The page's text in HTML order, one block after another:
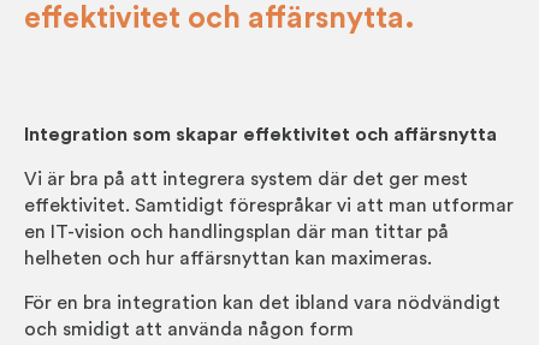
effektivitet och affärsnytta.
Integration som skapar effektivitet och affärsnytta
Vi är bra på att integrera system där det ger mest
effektivitet. Samtidigt förespråkar vi att man utformar
en IT-vision och handlingsplan där man tittar på
helheten och hur affärsnyttan kan maximeras.
För en bra integration kan det ibland vara nödvändigt
och smidigt att använda någon form